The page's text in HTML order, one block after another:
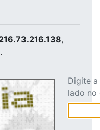
,
Digite
lado no